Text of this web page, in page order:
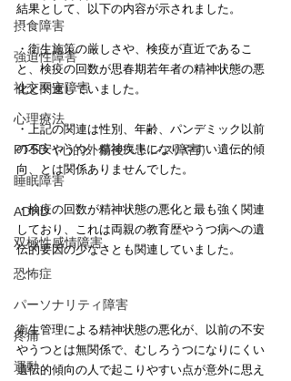
摂食障害
強迫性障害
社交不安障害
心理療法
PTSD（心的外傷後ストレス障害）
睡眠障害
ADHD
双極性感情障害
恐怖症
パーソナリティ障害
疼痛
運動
結果として、以下の内容が示されました。
・衛生施策の厳しさや、検疫が直近であるこ
と、検疫の回数が思春期若年者の精神状態の悪
化と関連していました。
・上記の関連は性別、年齢、パンデミック以前
の不安やうつ、精神疾患になりやすい遺伝的傾
向、とは関係ありませんでした。
・検疫の回数が精神状態の悪化と最も強く関連
しており、これは両親の教育歴やうつ病への遺
伝的要因の少なさとも関連していました。
衛生管理による精神状態の悪化が、以前の不安
やうつとは無関係で、むしろうつになりにくい
遺伝的傾向の人で起こりやすい点が意外に思え